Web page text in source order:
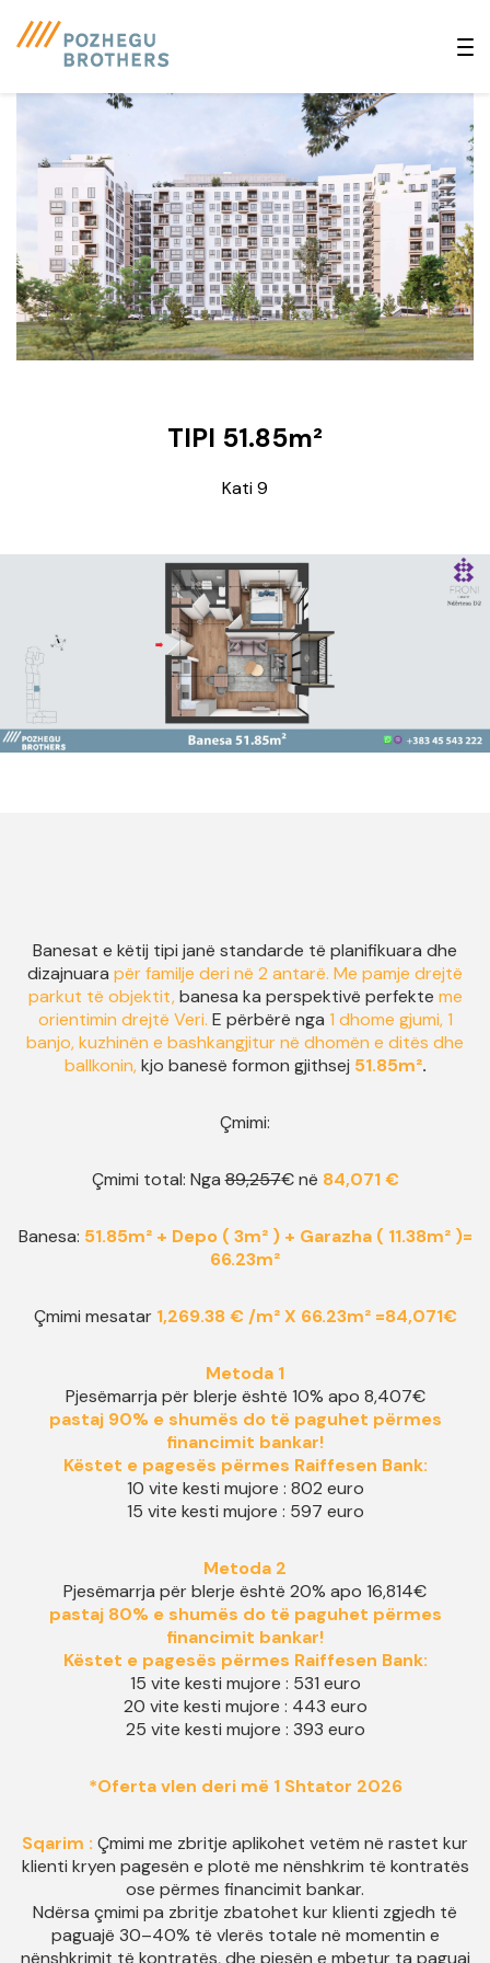
TIPI 51.85m²
Kati 9
Banesat e këtij tipi janë standarde të planifikuara dhe
dizajnuara për familje deri në 2 antarë. Me pamje drejtë
parkut të objektit,banesa ka perspektivë perfekte me
orientimin drejtë Veri. E përbërë nga 1 dhome gjumi, 1
banjo, kuzhinën e bashkangjitur në dhomën e ditës dhe
ballkonin,kjo banesë formon gjithsej 51.85m².
Çmimi:
Çmimi total: Nga89,257€ në 84,071€
Banesa: 51.85m² + Depo ( 3m² ) + Garazha ( 11.38m² )=
66.23m²
Çmimi mesatar 1,269.38 € /m²X 66.23m²=84,071€
Metoda 1
Pjesëmarrja për blerje është 10% apo 8,407€
pastaj 90% e shumës do të paguhet përmes
financimit bankar!
Këstet e pagesës përmes Raiffesen Bank:
10 vite kesti mujore : 802 euro
15 vite kesti mujore : 597 euro
Metoda 2
Pjesëmarrja për blerje është 20% apo 16,814€
pastaj 80% e shumës do të paguhet përmes
financimit bankar!
Këstet e pagesës përmes Raiffesen Bank:
15 vite kesti mujore : 531 euro
20 vite kesti mujore : 443 euro
25 vite kesti mujore : 393 euro
*Oferta vlen deri më 1 Shtator 2026
Sqarim : Çmimi me zbritje aplikohet vetëm në rastet kur
klienti kryen pagesën e plotë me nënshkrim të kontratës
ose përmes financimit bankar.
Ndërsa çmimi pa zbritje zbatohet kur klienti zgjedh të
paguajë 30–40% të vlerës totale në momentin e
nënshkrimit të kontratës, dhe pjesën e mbetur ta paguaj